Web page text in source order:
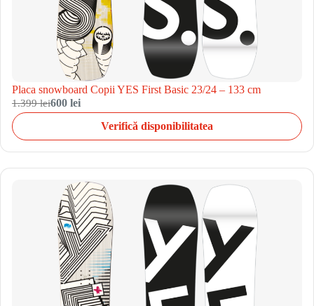
Placa snowboard Copii YES First Basic 23/24 – 133 cm
1.399 lei600 lei
Verifică disponibilitatea